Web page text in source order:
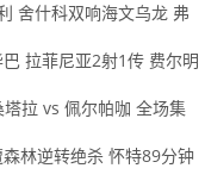
舍什科双响海文乌龙 弗
拉菲尼亚2射1传 费尔明
拉 vs 佩尔帕咖 全场集
林逆转绝杀 怀特89分钟